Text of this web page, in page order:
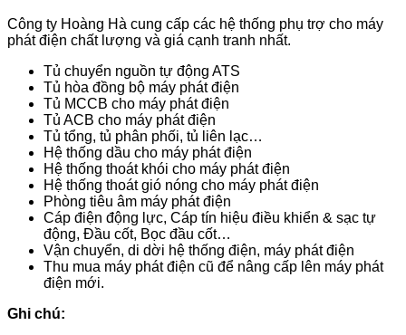
Công ty Hoàng Hà cung cấp các hệ thống phụ trợ cho máy
phát điện chất lượng và giá cạnh tranh nhất.
Tủ chuyển nguồn tự động ATS
Tủ hòa đồng bộ máy phát điện
Tủ MCCB cho máy phát điện
Tủ ACB cho máy phát điện
Tủ tổng, tủ phân phối, tủ liên lạc…
Hệ thống dầu cho máy phát điện
Hệ thống thoát khói cho máy phát điện
Hệ thống thoát gió nóng cho máy phát điện
Phòng tiêu âm máy phát điện
Cáp điện động lực, Cáp tín hiệu điều khiển & sạc tự
động, Đầu cốt, Bọc đầu cốt…
Vận chuyển, di dời hệ thống điện, máy phát điện
Thu mua máy phát điện cũ để nâng cấp lên máy phát
điện mới.
Ghi chú: